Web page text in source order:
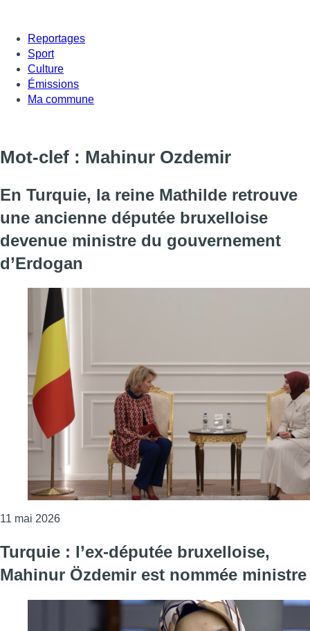
Reportages
Sport
Culture
Émissions
Ma commune
Mot-clef : Mahinur Ozdemir
En Turquie, la reine Mathilde retrouve
une ancienne députée bruxelloise
devenue ministre du gouvernement
d’Erdogan
11 mai 2026Consulter l'article "En Turquie, la reine Mathilde
Turquie : l’ex-députée bruxelloise,
Mahinur Özdemir est nommée ministre